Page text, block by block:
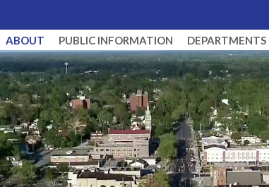
ABOUT PUBLIC INFORMATION DEPARTMENTS